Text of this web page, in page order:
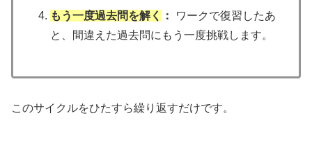
もう一度過去問を解く
：
ワークで復習したあ
と、間違えた過去問にもう一度挑戦します。
このサイクルをひたすら繰り返すだけです。